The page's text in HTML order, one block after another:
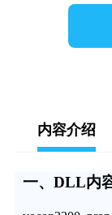
内容介绍
一、DLL内